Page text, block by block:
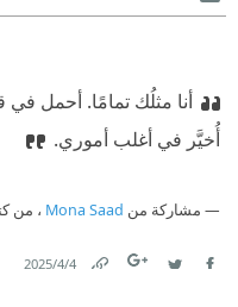
أنا مثلُك تمامًا. أحمل
أُخيَّر في أغلب أموري.
مشاركة من Mona Saad ، من
4‏/4‏/2025